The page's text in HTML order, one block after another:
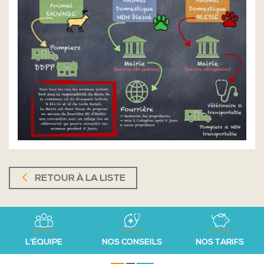
RETOUR À LA LISTE
L'ÉQUIPE NOS CONSEILS NOS TARIFS